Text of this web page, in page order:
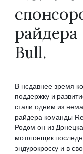
Bull.
В недавнее время
поддержку и
стали одним из
райдера команды
Родом он из
мотогонщик
эндурокроссу и в